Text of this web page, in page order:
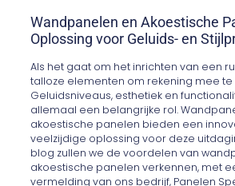
Wandpanelen en Akoestische
Oplossing voor Geluids- en
Als het gaat om het inrichten van een
talloze elementen om rekening mee te
Geluidsniveaus, esthetiek en
allemaal een belangrijke rol.
akoestische panelen bieden een
veelzijdige oplossing voor deze
blog zullen we de voordelen van
akoestische panelen verkennen, met
vermelding van ons bedrijf, Panelen